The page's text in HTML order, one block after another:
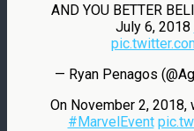
AND YOU BETTER
July 6, 2018
— Ryan Penagos
On November 2, 2018,
#MarvelEvent